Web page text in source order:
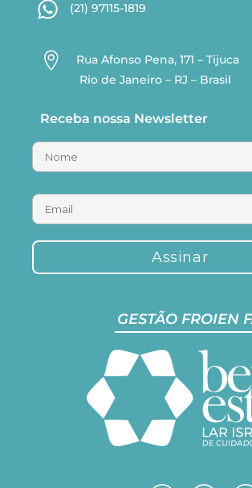
(21) 97115-1819

Rua Afonso Pena, 171 – Tijuca
Rio de Janeiro – RJ – Brasil
Receba nossa Newsletter
GESTÃO FROIEN